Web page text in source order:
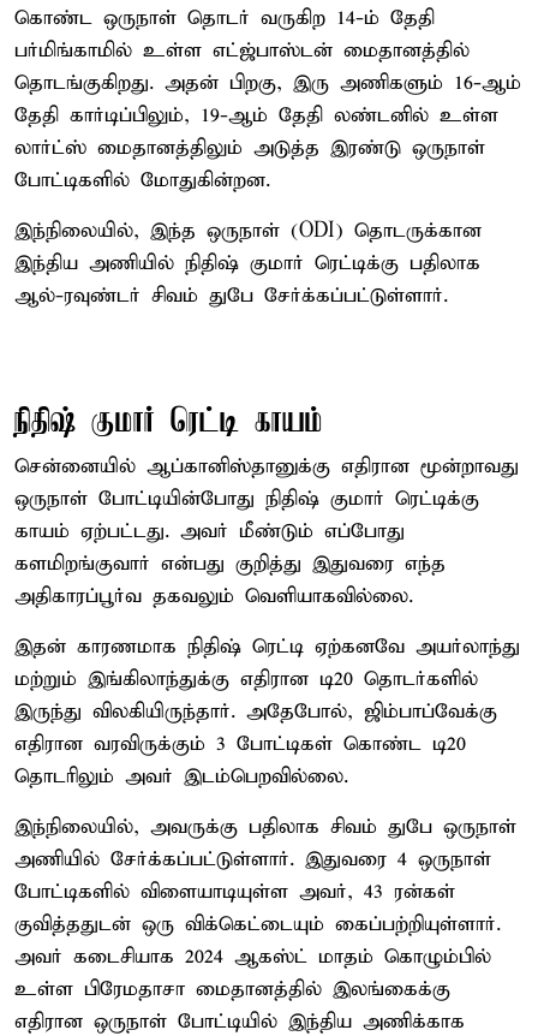
கொண்ட ஒருநாள் தொடர் வருகிற 14-ம் தேதி
பர்மிங்காமில் உள்ள எட்ஜ்பாஸ்டன் மைதானத்தில்
தொடங்குகிறது. அதன் பிறகு, இரு அணிகளும் 16-ஆம்
தேதி கார்டிப்பிலும், 19-ஆம் தேதி லண்டனில் உள்ள
லார்ட்ஸ் மைதானத்திலும் அடுத்த இரண்டு ஒருநாள்
போட்டிகளில் மோதுகின்றன.
இந்நிலையில், இந்த ஒருநாள் (ODI) தொடருக்கான
இந்திய அணியில் நிதிஷ் குமார் ரெட்டிக்கு பதிலாக
ஆல்-ரவுண்டர் சிவம் துபே சேர்க்கப்பட்டுள்ளார்.
நிதிஷ் குமார் ரெட்டி காயம்
சென்னையில் ஆப்கானிஸ்தானுக்கு எதிரான மூன்றாவது
ஒருநாள் போட்டியின்போது நிதிஷ் குமார் ரெட்டிக்கு
காயம் ஏற்பட்டது. அவர் மீண்டும் எப்போது
களமிறங்குவார் என்பது குறித்து இதுவரை எந்த
அதிகாரப்பூர்வ தகவலும் வெளியாகவில்லை.
இதன் காரணமாக நிதிஷ் ரெட்டி ஏற்கனவே அயர்லாந்து
மற்றும் இங்கிலாந்துக்கு எதிரான டி20 தொடர்களில்
இருந்து விலகியிருந்தார். அதேபோல், ஜிம்பாப்வேக்கு
எதிரான வரவிருக்கும் 3 போட்டிகள் கொண்ட டி20
தொடரிலும் அவர் இடம்பெறவில்லை.
இந்நிலையில், அவருக்கு பதிலாக சிவம் துபே ஒருநாள்
அணியில் சேர்க்கப்பட்டுள்ளார். இதுவரை 4 ஒருநாள்
போட்டிகளில் விளையாடியுள்ள அவர், 43 ரன்கள்
குவித்ததுடன் ஒரு விக்கெட்டையும் கைப்பற்றியுள்ளார்.
அவர் கடைசியாக 2024 ஆகஸ்ட் மாதம் கொழும்பில்
உள்ள பிரேமதாசா மைதானத்தில் இலங்கைக்கு
எதிரான ஒருநாள் போட்டியில் இந்திய அணிக்காக